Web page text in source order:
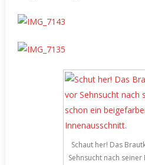
Schaut her! Das
Sehnsucht nach